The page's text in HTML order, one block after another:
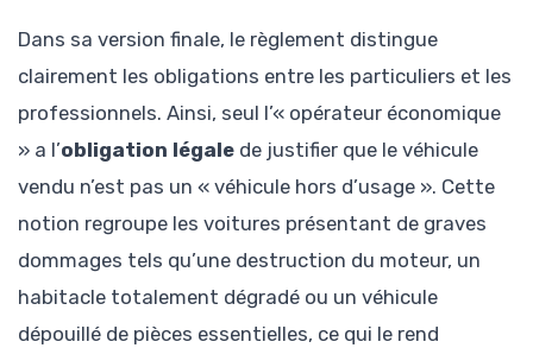
Dans sa version finale, le règlement distingue
clairement les obligations entre les particuliers et les
professionnels. Ainsi, seul l’« opérateur économique
» a l’obligation légale de justifier que le véhicule
vendu n’est pas un « véhicule hors d’usage ». Cette
notion regroupe les voitures présentant de graves
dommages tels qu’une destruction du moteur, un
habitacle totalement dégradé ou un véhicule
dépouillé de pièces essentielles, ce qui le rend